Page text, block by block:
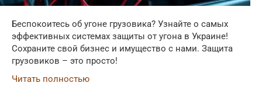
Беспокоитесь об угоне грузовика? Узнайте о самых
эффективных системах защиты от угона в Украине!
Сохраните свой бизнес и имущество с нами. Защита
грузовиков – это просто!
Читать полностью